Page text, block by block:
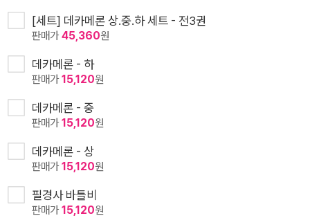
[세트] 데카메론 상.중.하 세트 - 전3권
판매가45,360원
데카메론 - 하
판매가15,120원
데카메론 - 중
판매가15,120원
데카메론 - 상
판매가15,120원
필경사 바틀비
판매가15,120원